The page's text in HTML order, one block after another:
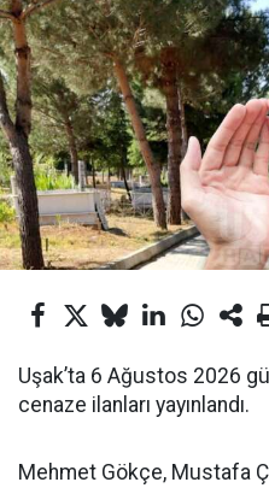
Uşak’ta 6 Ağustos 2026
cenaze ilanları yayınlandı.
Mehmet Gökçe, Mustafa